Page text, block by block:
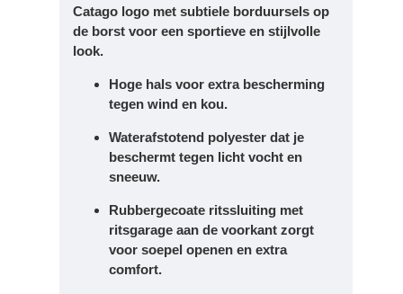
Catago logo met subtiele borduursels op
de borst voor een sportieve en stijlvolle
look.
Hoge hals voor extra bescherming
tegen wind en kou.
Waterafstotend polyester dat je
beschermt tegen licht vocht en
sneeuw.
Rubbergecoate ritssluiting met
ritsgarage aan de voorkant zorgt
voor soepel openen en extra
comfort.